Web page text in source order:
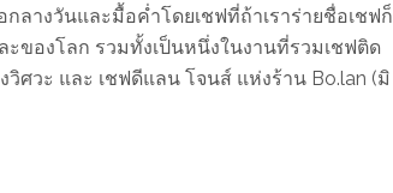
ลางวันและมื้อค่ำโดยเชฟที่ถ้าเราร่ายชื่อเชฟก็
ะของโลก รวมทั้งเป็นหนึ่งในงานที่รวมเชฟติด
ศวะ และ เชฟดีแลน โจนส์ แห่งร้าน Bo.lan (มิ